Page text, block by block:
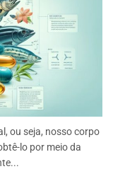
ou seja, nosso corpo
lo por meio da